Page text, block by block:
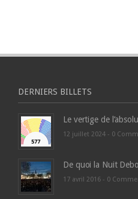
DERNIERS BILLETS
Le vertige de l’absolu
12 juillet 2024 - 0
De quoi la Nuit
17 avril 2016 - 0